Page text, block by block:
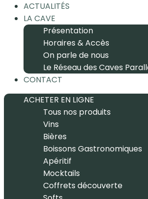
ACTUALITÉS
LA CAVE
Présentation
Horaires & Accès
On parle de nous
Le Réseau des Caves
CONTACT
ACHETER EN LIGNE
Tous nos produits
Vins
Bières
Boissons Gastronomiques
Apéritif
Mocktails
Coffrets découverte